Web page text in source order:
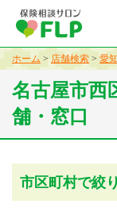
ホーム > 店舗検索 > 愛
名古屋市西
舗・窓口
市区町村で絞